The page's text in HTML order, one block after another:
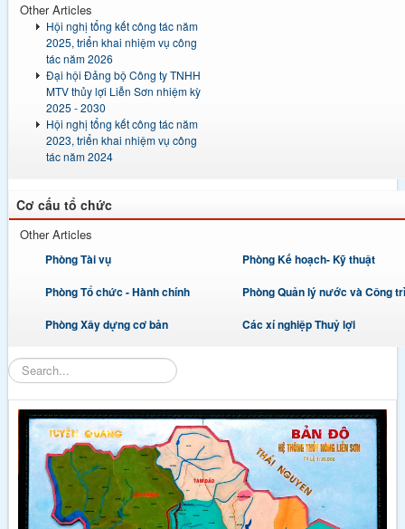
Other Articles
Hội nghị tổng kết công tác năm
2025, triển khai nhiệm vụ công
tác năm 2026
Đại hội Đảng bộ Công ty TNHH
MTV thủy lợi Liễn Sơn nhiệm kỳ
2025 - 2030
Hội nghị tổng kết công tác năm
2023, triển khai nhiệm vụ công
tác năm 2024
Cơ cấu tổ chức
Other Articles
Phòng Tài vụ
Phòng Kế hoạch- Kỹ thuật
Phòng Tổ chức - Hành chính
Phòng Quản lý nước và Công
Phòng Xây dựng cơ bản
Các xí nghiệp Thuỷ lợi
Tìm
kiếm